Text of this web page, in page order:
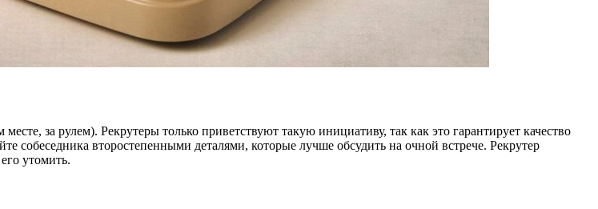
за рулем). Рекрутеры только приветствуют такую инициативу, так как это гарантирует качество
собеседника второстепенными деталями, которые лучше обсудить на очной встрече. Рекрутер
утомить.